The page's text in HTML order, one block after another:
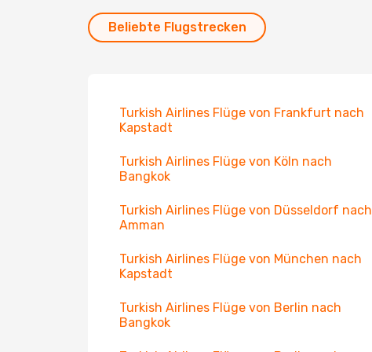
Beliebte Flugstrecken
Turkish Airlines Flüge von Frankfurt nach
Kapstadt
Turkish Airlines Flüge von Köln nach
Bangkok
Turkish Airlines Flüge von Düsseldorf nach
Amman
Turkish Airlines Flüge von München nach
Kapstadt
Turkish Airlines Flüge von Berlin nach
Bangkok